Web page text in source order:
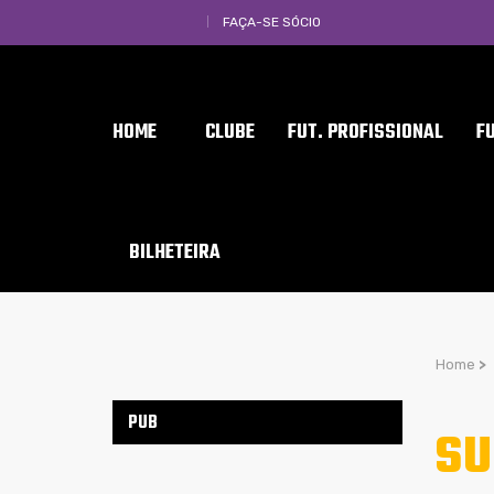
FAÇA-SE SÓCIO
HOME CLUBE FUT. PROFISSIONAL
BILHETEIRA
Home >
PUB